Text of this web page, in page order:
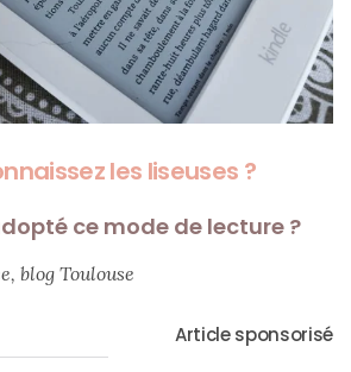
les liseuses ?
ce mode de lecture ?
blog Toulouse
Article sponsorisé